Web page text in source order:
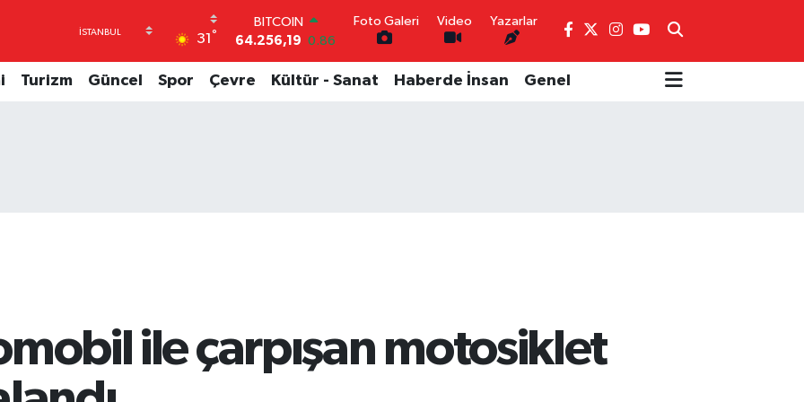
31 °
DOLAR
47,5834 0.1
EURO
54,9368 0.14
Foto Galeri Video Yazarlar
Turizm Güncel Spor Çevre Kültür - Sanat Haberde İnsan Genel
ile çarpışan motosiklet